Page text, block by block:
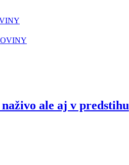
ale aj v predstihu